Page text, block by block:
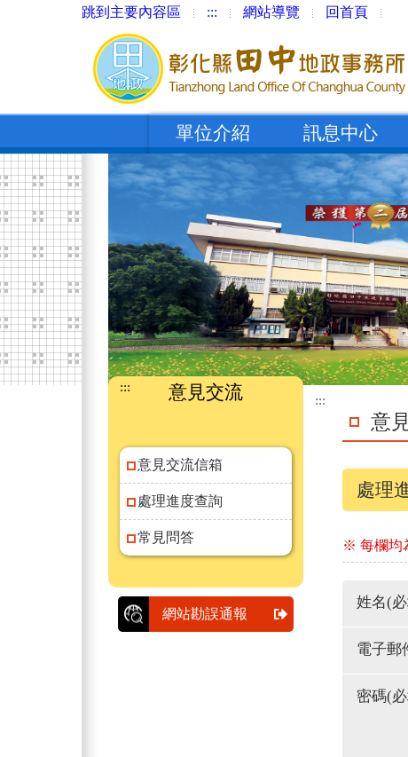
跳到主要內容區 ::: 網站導覽 回首頁
單位介紹 訊息中心
::: 意見交流
意見交流信箱
處理進度查詢
常見問答
網站勘誤通報
:::
意
處理
※ 每欄均
姓名(必
電子郵
密碼(必